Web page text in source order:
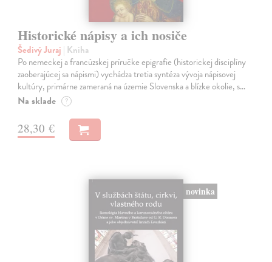
Historické nápisy a ich nosiče
Šedivý Juraj | Kniha
Po nemeckej a francúzskej príručke epigrafie (historickej disciplíny
zaoberajúcej sa nápismi) vychádza tretia syntéza vývoja nápisovej
kultúry, primárne zameraná na územie Slovenska a blízke okolie, s…
Na sklade ?
28,30 €
novinka